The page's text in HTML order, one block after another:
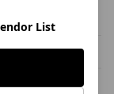
gris
rojo
plateado
List